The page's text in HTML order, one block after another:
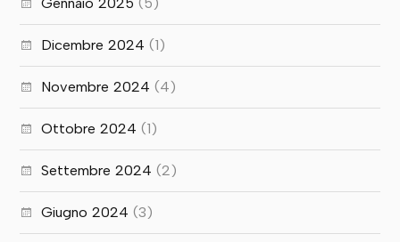
Dicembre 2024 (1)
Novembre 2024 (4)
Ottobre 2024 (1)
Settembre 2024 (2)
Giugno 2024 (3)